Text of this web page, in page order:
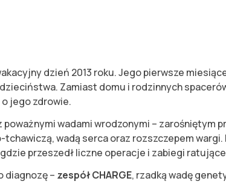
dzień 2013 roku. Jego pierwsze
Zamiast domu i rodzinnych
jego zdrowie.
poważnymi wadami wrodzonymi – zarośniętym
wadą serca oraz rozszczepem wargi.
przeszedł liczne operacje i zabiegi
diagnozę – zespół CHARGE, rzadką wadę